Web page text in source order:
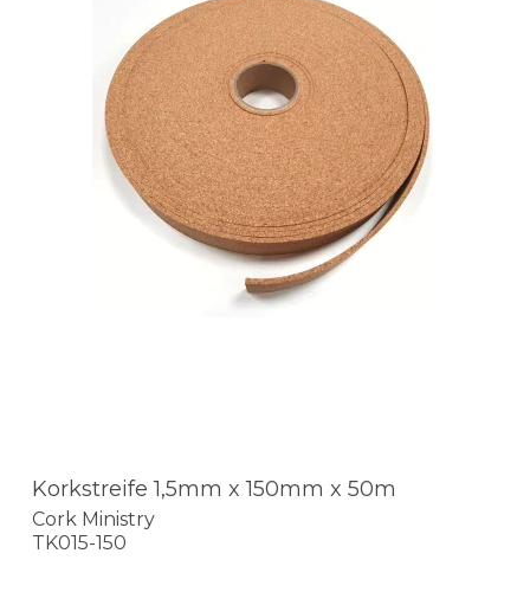
Korkstreife 1,5mm x 150mm x 50m
Cork Ministry
TK015-150